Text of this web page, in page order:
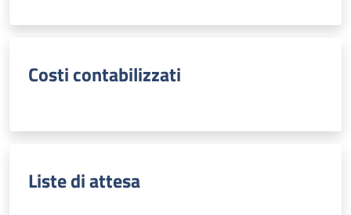
Costi contabilizzati
Liste di attesa